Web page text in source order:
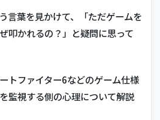
言葉を見かけて、「ただゲームを
叩かれるの？」と疑問に思って
トファイター6などのゲーム仕様
監視する側の心理について解説